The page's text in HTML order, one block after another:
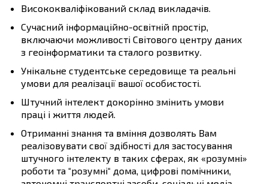
Висококваліфікований склад викладачів.
Сучасний інформаційно-освітній простір,
включаючи можливості Світового центру даних
з геоінформатики та сталого розвитку.
Унікальне студентське середовище та реальні
умови для реалізації вашої особистості.
Штучний інтелект докорінно змінить умови
праці і життя людей.
Отриманні знання та вміння дозволять Вам
реалізовувати свої здібності для застосування
штучного інтелекту в таких сферах, як «розумні»
роботи та “розумні“ дома, цифрові помічники,